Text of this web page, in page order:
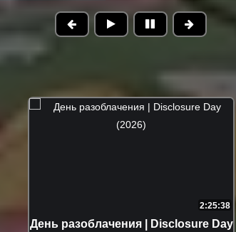
2:25:38
День разоблачения | Disclosure Day